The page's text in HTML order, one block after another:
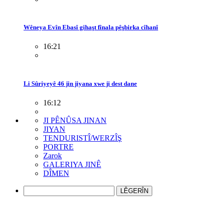
Wêneya Evîn Ebasî gihaşt fînala pêşbirka cîhanî
16:21
Li Sûriyeyê 46 jin jiyana xwe ji dest dane
16:12
JI PÊNÛSA JINAN
JIYAN
TENDURISTÎ/WERZÎŞ
PORTRE
Zarok
GALERIYA JINÊ
DÎMEN
LÊGERÎN